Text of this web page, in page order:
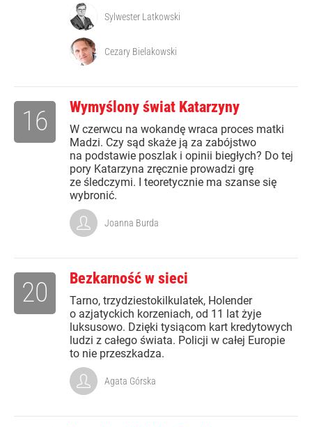
Sylwester Latkowski
Cezary Bielakowski
Wymyślony świat Katarzyny
W czerwcu na wokandę wraca proces matki
Madzi. Czy sąd skaże ją za zabójstwo
na podstawie poszlak i opinii biegłych? Do tej
pory Katarzyna zręcznie prowadzi grę
ze śledczymi. I teoretycznie ma szanse się
wybronić.
16
Joanna Burda
Bezkarność w sieci
Tarno, trzydziestokilkulatek, Holender
o azjatyckich korzeniach, od 11 lat żyje
luksusowo. Dzięki tysiącom kart kredytowych
ludzi z całego świata. Policji w całej Europie
to nie przeszkadza.
20
Agata Górska